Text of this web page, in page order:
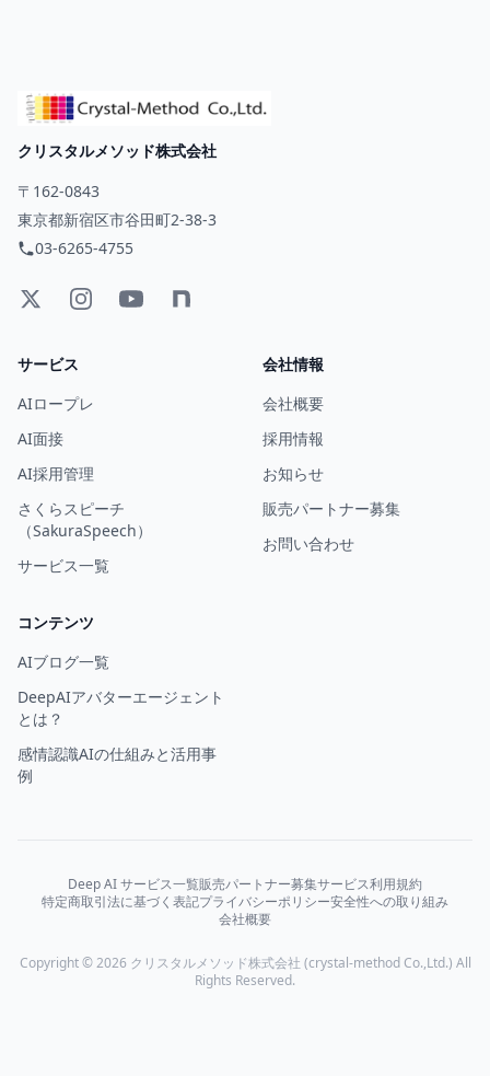
クリスタルメソッド株式会社
〒162-0843
東京都新宿区市谷田町2-38-3
03-6265-4755
サービス
AIロープレ
AI面接
AI採用管理
さくらスピーチ
（SakuraSpeech）
サービス一覧
会社情報
会社概要
採用情報
お知らせ
販売パートナー募集
お問い合わせ
コンテンツ
AIブログ一覧
DeepAIアバターエージェント
とは？
感情認識AIの仕組みと活用事
例
Deep AI サービス一覧販売パートナー募集サービス利用規約
特定商取引法に基づく表記プライバシーポリシー安全性への取り組み
会社概要
Copyright © 2026 クリスタルメソッド株式会社 (crystal-method Co.,Ltd.) All
Rights Reserved.